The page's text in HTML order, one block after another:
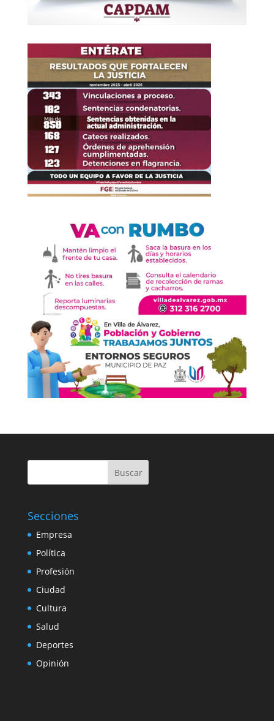
Buscar
Secciones
Empresa
Política
Profesión
Ciudad
Cultura
Salud
Deportes
Opinión